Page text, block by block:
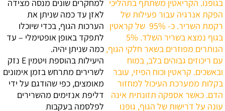
בגופנו. הקריאטין משתתף בתהליכי
הפקת אנרגיה עבור פעילות של
רקמת השריר. כ- 95% ‏ של קראטין
הנותרים מפוזרים בשאר חלקי הגוף,
עם ריכוזים גבוהים בלב, במוח
ובאשכים. קראטין וכוח הפיזי, עובר
בקלות ממערכת העיכול למחזור
הדם. כאשר אספקה תזונתית אינה
עונה על דרישות של הגוף, גופנו
למחקרים שונים מנסה מצידה
לאזן עד כמה שניתן את
הערכות הגוף, בכדי שיוכלו
לתפקד באופן אופטימלי – עד
כמה שניתן יהיה.
היעילות בהוספת ויטמין E
נזק
לשרירים מתרחש בזמן אימונים
מאומצים, כפי שהודגם על ידי
דליפת אנזימים מהשרירים
לפלסמה בעקבות